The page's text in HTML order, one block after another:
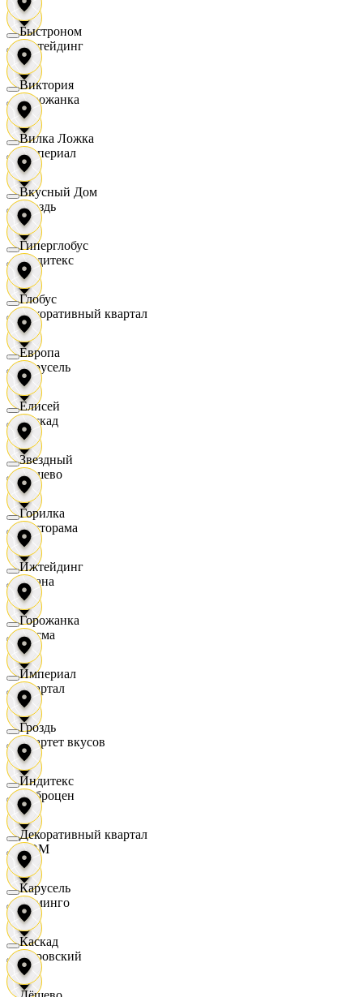
Ижтейдинг
Горожанка
Империал
Гроздь
Индитекс
Декоративный квартал
Карусель
Каскад
Дёшево
Касторама
Диана
Дисма
Квартал
Квартет вкусов
Доброцен
ДОМ
Доминго
Кировский
Быстроном
Виктория
Вилка Ложка
Вкусный Дом
Гиперглобус
Глобус
Европа
Елисей
Звездный
Горилка
Ижтейдинг
Горожанка
Империал
Гроздь
Индитекс
Декоративный квартал
Карусель
Каскад